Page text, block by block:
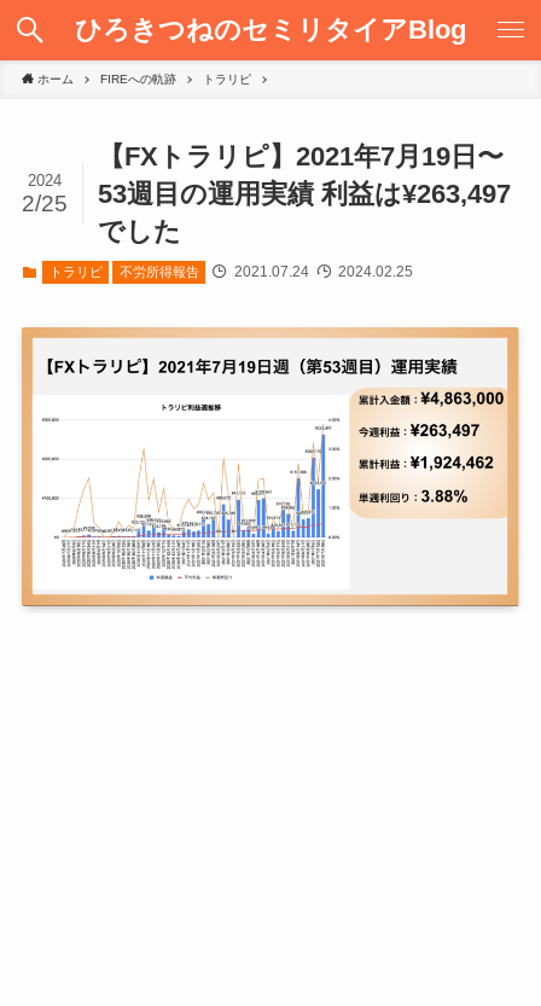
ひろきつねのセミリタイアBlog
ホーム FIREへの軌跡 トラリピ
【FXトラリピ】2021年7月19日〜
53週目の運用実績 利益は¥263,497
でした
2024
2/25
トラリピ 不労所得報告 2021.07.24 2024.02.25